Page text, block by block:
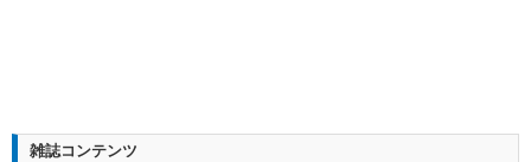
雑誌コンテンツ